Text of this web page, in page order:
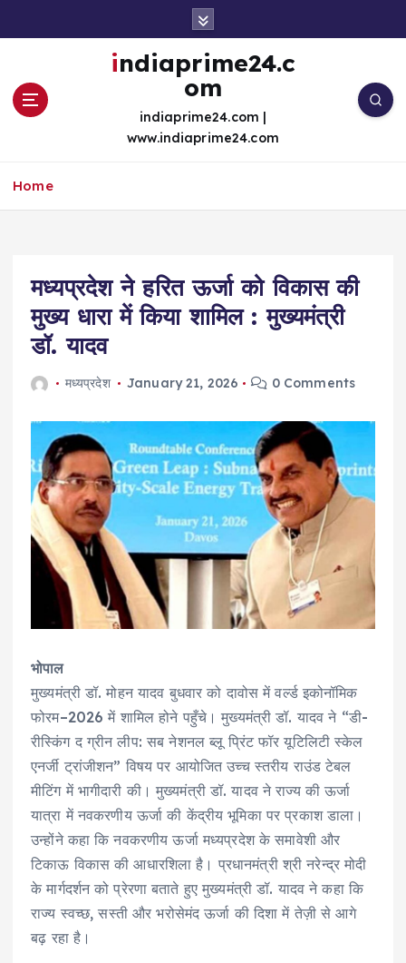
indiaprime24.c
om
indiaprime24.com |
www.indiaprime24.com
Home
मध्यप्रदेश ने हरित ऊर्जा को विकास की
मुख्य धारा में किया शामिल : मुख्यमंत्री
डॉ. यादव
मध्यप्रदेश January 21, 2026 0 Comments
भोपाल
मुख्यमंत्री डॉ. मोहन यादव बुधवार को दावोस में वर्ल्ड इकोनॉमिक
फोरम–2026 में शामिल होने पहुँचे। मुख्यमंत्री डॉ. यादव ने “डी-
रीस्किंग द ग्रीन लीप: सब नेशनल ब्लू प्रिंट फॉर यूटिलिटी स्केल
एनर्जी ट्रांजीशन” विषय पर आयोजित उच्च स्तरीय राउंड टेबल
मीटिंग में भागीदारी की। मुख्यमंत्री डॉ. यादव ने राज्य की ऊर्जा
यात्रा में नवकरणीय ऊर्जा की केंद्रीय भूमिका पर प्रकाश डाला।
उन्होंने कहा कि नवकरणीय ऊर्जा मध्यप्रदेश के समावेशी और
टिकाऊ विकास की आधारशिला है। प्रधानमंत्री श्री नरेन्द्र मोदी
के मार्गदर्शन को प्रेरणा बताते हुए मुख्यमंत्री डॉ. यादव ने कहा कि
राज्य स्वच्छ, सस्ती और भरोसेमंद ऊर्जा की दिशा में तेज़ी से आगे
बढ़ रहा है।